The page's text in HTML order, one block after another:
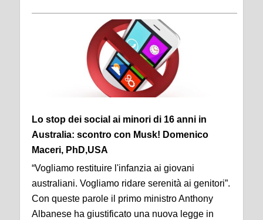
Lo stop dei social ai minori di 16 anni in
Australia: scontro con Musk! Domenico
Maceri, PhD,USA
“Vogliamo restituire l'infanzia ai giovani
australiani. Vogliamo ridare serenità ai genitori”.
Con queste parole il primo ministro Anthony
Albanese ha giustificato una nuova legge in